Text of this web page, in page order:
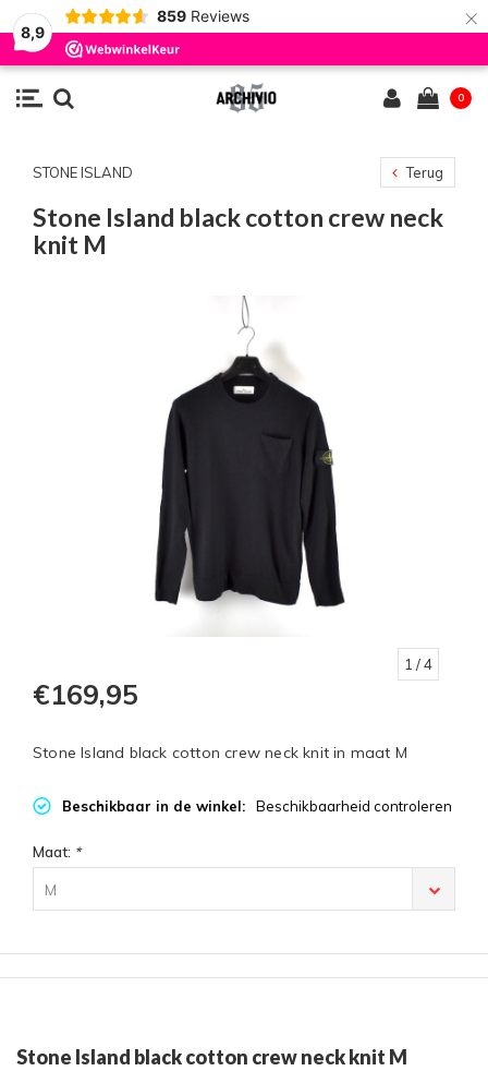
8,9
859 Reviews ×
0
STONE ISLAND Terug
Stone Island black cotton crew neck
knit M
1 / 4
€169,95
Stone Island black cotton crew neck knit in maat M
Beschikbaar in de winkel: Beschikbaarheid controleren
Maat: *
M
Stone Island black cotton crew neck knit M